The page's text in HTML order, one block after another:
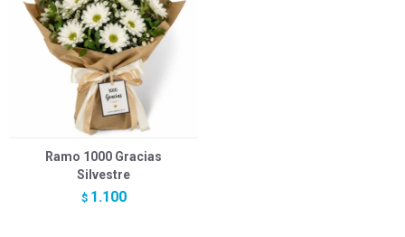
Ramo 1000 Gracias
Silvestre
$ 1.100